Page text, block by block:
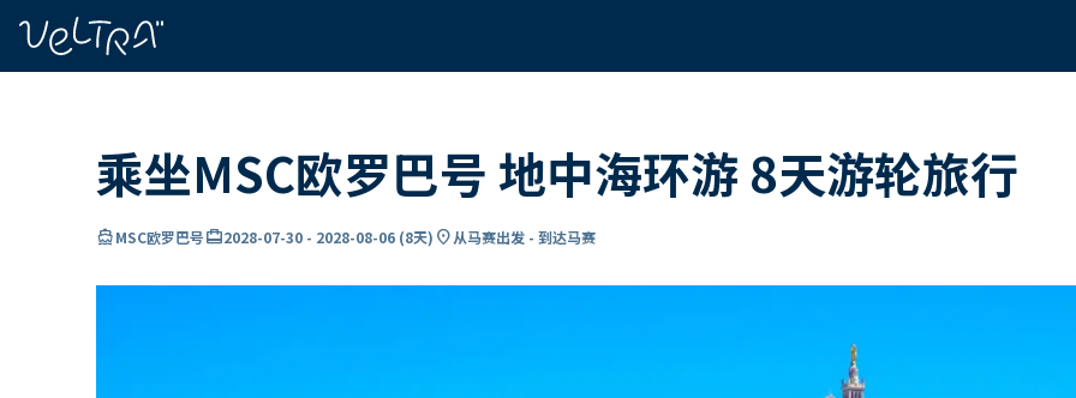
乘坐MSC欧罗巴号 地中海环游 8天游轮旅行
directions_boatMSC欧罗巴号card_travel2028-07-30 - 2028-08-06 (8天) location_on从马赛出发 - 到达马赛